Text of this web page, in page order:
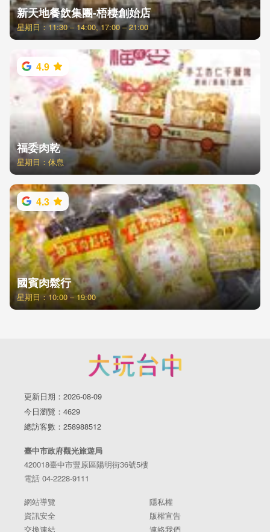
新天地餐飲集團-梧棲創始店
星期日：11:30 – 14:00, 17:00 – 21:00
4.9
福委肉乾
星期日：休息
4.3
國賓肉鬆行
星期日：10:00 – 19:00
更新日期：2026-08-09
今日瀏覽：4629
總訪客數：258988512
臺中市政府觀光旅遊局
420018臺中市豐原區陽明街36號5樓
電話 04-2228-9111
網站導覽
隱私權
資訊安全
版權宣告
交換連結
連絡我們